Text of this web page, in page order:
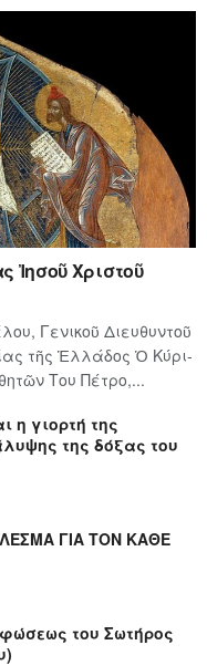
Ἰησοῦ Χριστοῦ
Γενικοῦ Διευθυντοῦ
τῆς Ἑλλάδος Ὁ Κύ­ρι­
Του Πέ­τρο,...
η γιορτή της
της δόξας του
ΓΙΑ ΤΟΝ ΚΑΘΕ
του Σωτήρος